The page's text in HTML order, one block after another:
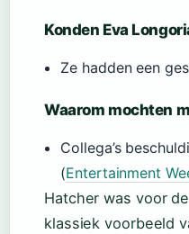
Konden Eva
Ze hadden een
Waarom mochten
Collega’s
(Entertainment
Hatcher was voor
klassiek voorbeeld